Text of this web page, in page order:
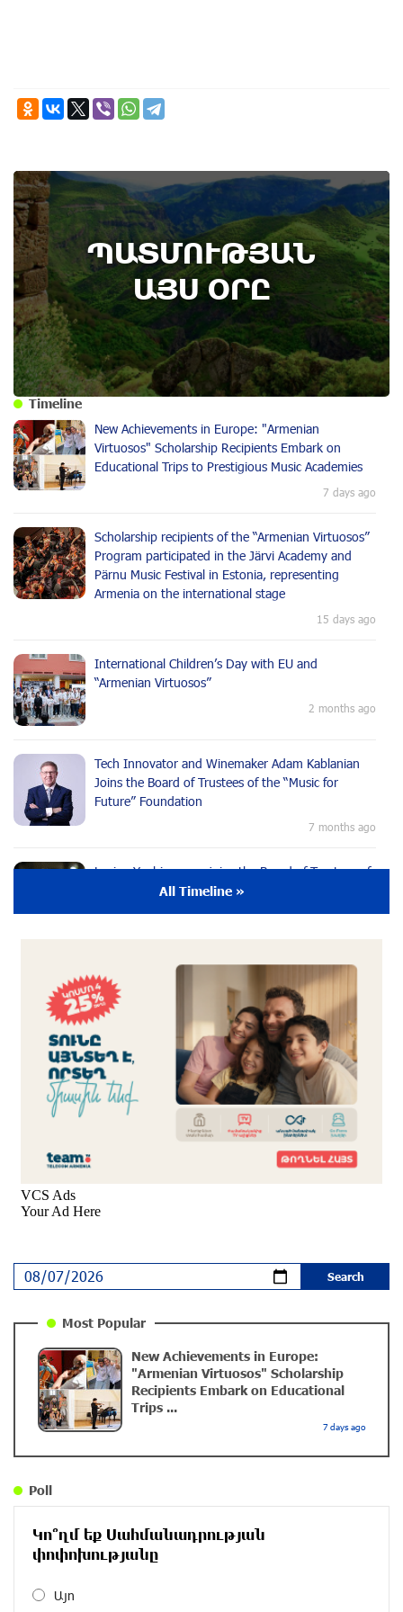
ՊԱՏՄՈՒԹՅԱՆ
ԱՅՍ ՕՐԸ
Timeline
New Achievements in Europe: "Armenian
Virtuosos" Scholarship Recipients Embark on
Educational Trips to Prestigious Music Academies
7 days ago
Scholarship recipients of the “Armenian Virtuosos”
Program participated in the Järvi Academy and
Pärnu Music Festival in Estonia, representing
Armenia on the international stage
15 days ago
International Children’s Day with EU and
“Armenian Virtuosos”
2 months ago
Tech Innovator and Winemaker Adam Kablanian
Joins the Board of Trustees of the “Music for
Future” Foundation
7 months ago
Lusine Yeghiazaryan joins the Board of Trustees of
the Music for the Future Foundation
9 months ago
Young Musician from the “Born in Artsakh”
Program, Arsen Safaryan, Performed at the
Anniversary Concert of the “Artis Futura”
Foundation with the Moscow “Russian
Philharmonia” Symphony Orchestra
9 months ago
Young Musicians of the “Born in Artsakh” Program
Bring the Voice of Artsakh to Moscow
9 months ago
The Sound of Artsakh in the USA
Educational Trip and First U.S. Concert of the Music
for Future Foundation’s Young Musicians
10 months ago
Empowering the Next Generation of Armenian
Talents: “Music for Future” Foundation’s First
Concert in the U.S.
Artsakh” Program
All Timeline »
Most Popular
New Achievements in Europe:
"Armenian Virtuosos" Scholarship
Recipients Embark on Educational
Trips ...
7 days ago
Poll
Կո՞ղմ եք Սահմանադրության
փոփոխությանը
Այո